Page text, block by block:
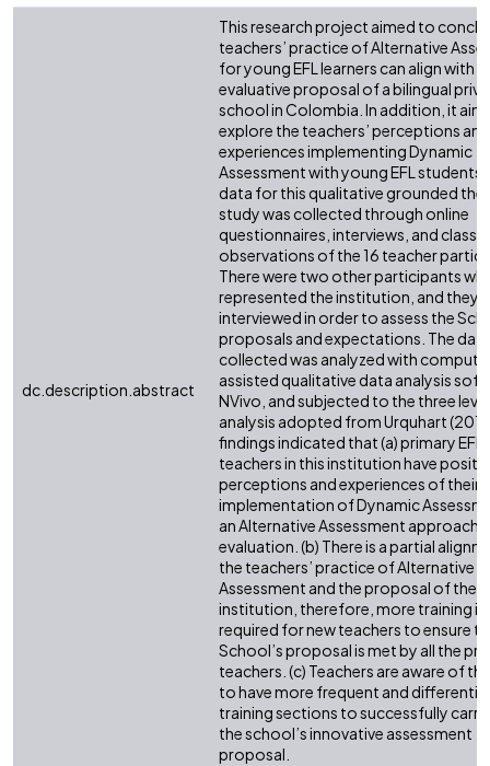
dc.description.abstract
This research project aimed to
teachers’ practice of Alternative
for young EFL learners can align with
evaluative proposal of a bilingual
school in Colombia. In addition, it
explore the teachers’ perceptions and
experiences implementing Dynamic
Assessment with young EFL students.
data for this qualitative grounded
study was collected through online
questionnaires, interviews, and
observations of the 16 teacher
There were two other participants
represented the institution, and they
interviewed in order to assess the
proposals and expectations. The data
collected was analyzed with
assisted qualitative data analysis
NVivo, and subjected to the three
analysis adopted from Urquhart
findings indicated that (a) primary EFL
teachers in this institution have
perceptions and experiences of their
implementation of Dynamic
an Alternative Assessment approach
evaluation. (b) There is a partial
the teachers’ practice of Alternative
Assessment and the proposal of the
institution, therefore, more training is
required for new teachers to ensure
School’s proposal is met by all the
teachers. (c) Teachers are aware of
to have more frequent and
training sections to successfully
the school’s innovative assessment
proposal.